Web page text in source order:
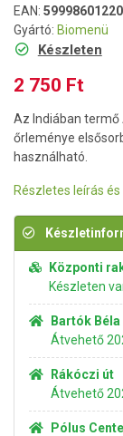
EAN:
Gyártó: Biomenü
Készleten
2 750 Ft
Az Indiában
őrleménye
használható.
Részletes leírás
Központi
Készleten
Bartók Béla
Átvehető
Rákóczi út
Átvehető
Pólus